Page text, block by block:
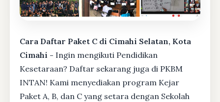
Cara Daftar Paket C di Cimahi Selatan, Kota
Cimahi - Ingin mengikuti Pendidikan
Kesetaraan? Daftar sekarang juga di PKBM
INTAN! Kami menyediakan program Kejar
Paket A, B, dan C yang setara dengan Sekolah